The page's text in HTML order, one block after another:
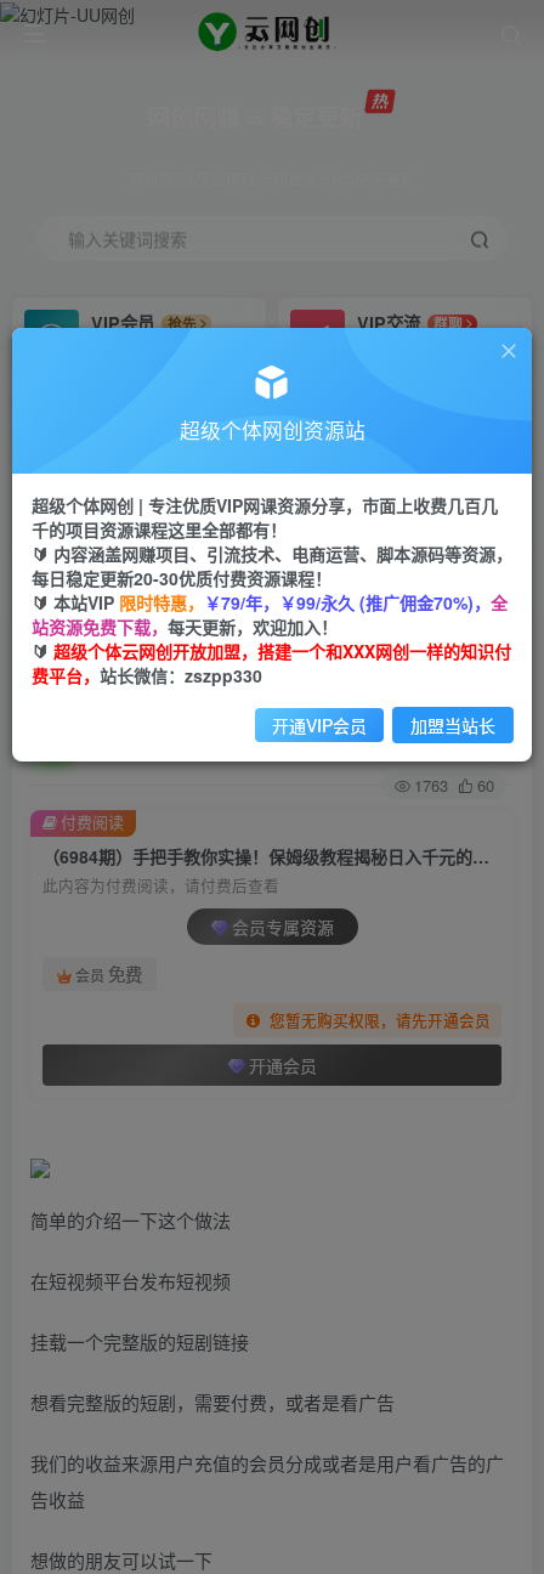
输入关键词搜索
VIP会员
抢先
VIP交流
群聊
研究探讨更多创业项目路子。
会员专属推广链接
招募站长
挂机
项目
脚本卡密
APP下载
GO
首页 创业课程 会员专属 正文
（6984期）手把手教你实操！保姆级教程揭秘日
入千元的短剧推广分销项目
关注 私信
1763 60
（6984期）手把手教你实操！保姆级教程揭秘日入千元的短剧推广分销项目
此内容为付费阅读，请付费后查看
会员专属资源
会员 免费
您暂无购买权限，请先开通会员
开通会员
付费阅读
简单的介绍一下这个做法
在短视频平台发布短视频
挂载一个完整版的短剧链接
想看完整版的短剧，需要付费，或者是看广告
我们的收益来源用户充值的会员分成或者是用户看广告的广
告收益
想做的朋友可以试一下
超级个体网创资源站
超级个体网创 | 专注优质VIP网课资源分享，市面上收费几百几
千的项目资源课程这里全部都有！
🔰 内容涵盖网赚项目、引流技术、电商运营、脚本源码等资源，
每日稳定更新20-30优质付费资源课程！
🔰 本站VIP 限时特惠， ￥79/年，￥99/永久 (推广佣金70%)， 全
站资源免费下载， 每天更新，欢迎加入！
🔰 超级个体云网创开放加盟，搭建一个和XXX网创一样的知识付
费平台， 站长微信：zszpp330
开通VIP会员 加盟当站长